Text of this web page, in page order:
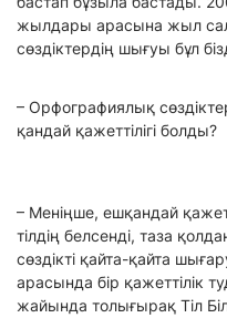
жылдары арасына жыл
сөздіктердің шығуы бұл
– Орфографиялық
қандай
– Меніңше, ешқандай
тілдің белсенді, таза
сөздікті қайта-қайта
арасында бір қажеттілік
жайында толығырақ Тіл